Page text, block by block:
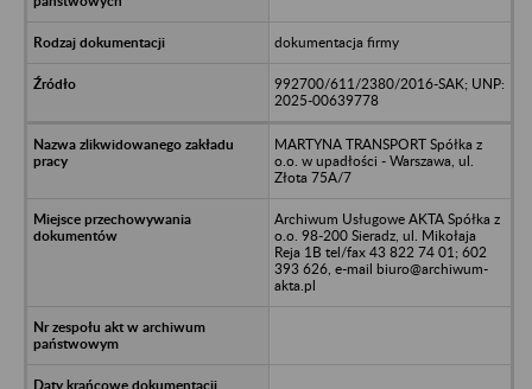
dokumentacja firmy
992700/611/2380/2016-SAK; UNP:
2025-00639778
MARTYNA TRANSPORT Spółka z
o.o. w upadłości - Warszawa, ul.
Złota 75A/7
Archiwum Usługowe AKTA Spółka z
o.o. 98-200 Sieradz, ul. Mikołaja
Reja 1B tel/fax 43 822 74 01; 602
393 626, e-mail biuro@archiwum-
akta.pl